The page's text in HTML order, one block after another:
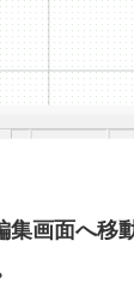
集画面へ移